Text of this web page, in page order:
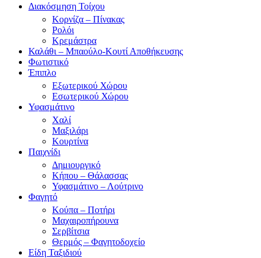
Διακόσμηση Τοίχου
Κορνίζα – Πίνακας
Ρολόι
Κρεμάστρα
Καλάθι – Μπαούλο-Κουτί Αποθήκευσης
Φωτιστικό
Έπιπλο
Εξωτερικού Χώρου
Εσωτερικού Χώρου
Υφασμάτινο
Χαλί
Μαξιλάρι
Κουρτίνα
Παιχνίδι
Δημιουργικό
Κήπου – Θάλασσας
Υφασμάτινο – Λούτρινο
Φαγητό
Κούπα – Ποτήρι
Μαχαιροπήρουνα
Σερβίτσια
Θερμός – Φαγητοδοχείο
Είδη Ταξιδιού